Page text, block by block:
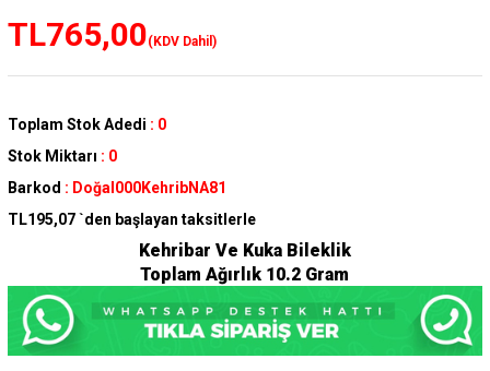
TL765,00(KDV Dahil)
Toplam Stok Adedi : 0
Stok Miktarı : 0
Barkod : Doğal000KehribNA81
TL195,07 `den başlayan taksitlerle
Kehribar Ve Kuka Bileklik
Toplam Ağırlık 10.2 Gram